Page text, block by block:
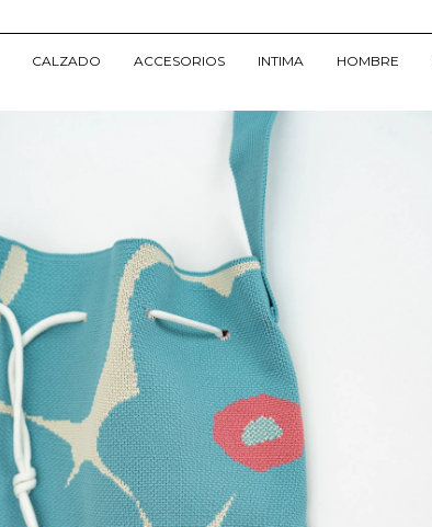
CALZADO ACCESORIOS INTIMA HOMBRE